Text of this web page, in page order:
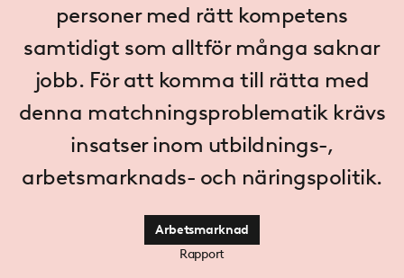
personer med rätt kompetens
samtidigt som alltför många saknar
jobb. För att komma till rätta med
denna matchningsproblematik krävs
insatser inom utbildnings-,
arbetsmarknads- och näringspolitik.
Arbetsmarknad
Rapport